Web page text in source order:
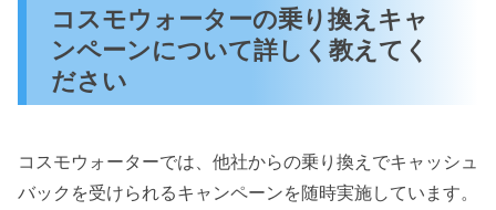
コスモウォーターの乗り換えキャ
ンペーンについて詳しく教えてく
ださい
コスモウォーターでは、他社からの乗り換えでキャッシュ
バックを受けられるキャンペーンを随時実施しています。